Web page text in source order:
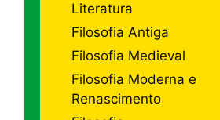
Literatura
Filosofia Antiga
Filosofia Medieval
Filosofia Moderna e
Renascimento